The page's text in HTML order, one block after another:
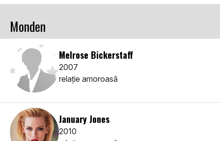
Monden
Melrose Bickerstaff
2007
relaţie amoroasă
January Jones
2010